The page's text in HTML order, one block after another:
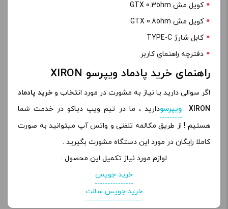
کویل مش GTX 0.3ohm
کویل مش GTX 0.8ohm
کابل شارژ TYPE-C
دفترچه راهنمای کاربر
راهنمای خرید پادماد ویپرسو XIRON
اگر سوالی دارید یا نیاز به مشورت در مورد انتخاب و خرید پادماد
XIRON
ویپرسودارید ، ما در تیم ویپ دیاکو در خدمت شما
هستیم ! از طریق مکالمه تلفنی و واتس آپ میتوانید به صورت
کاملا رایگان در مورد این دستگاه مشورت بگیرید .
لوازم مورد نیاز تکمیل این محصول :
خرید جویس
خرید جویس سالت